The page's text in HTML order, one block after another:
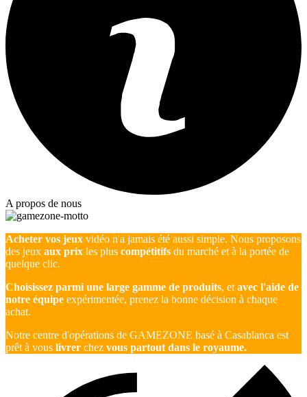
A propos de nous
Acheter vos jeux vidéo n'a jamais été aussi simple. Nous proposons
des jeux aux prix les plus compétitifs du marché et à la portée de
quelque clic.
Choisissez parmi une large gamme de produits, et avec l'aide de
notre équipe expérimentée, prenez la bonne décision à chaque
achat.
Notre centre d'opérations de GAMEZONE basé à Casablanca est
prêt à vous livrer chez vous partout dans le royaume.